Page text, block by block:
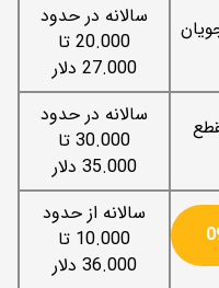
سالانه در حدود
20.000 تا
27.000 دلار
سالانه در حدود
30.000 تا
35.000 دلار
و
سالانه از حدود
10.000 تا
36.000 دلار